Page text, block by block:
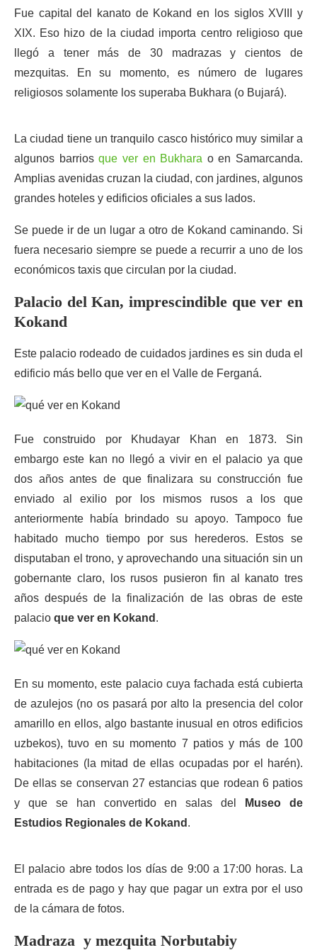
Fue capital del kanato de Kokand en los siglos XVIII y
XIX. Eso hizo de la ciudad importa centro religioso que
llegó a tener más de 30 madrazas y cientos de
mezquitas. En su momento, es número de lugares
religiosos solamente los superaba Bukhara (o Bujará).
La ciudad tiene un tranquilo casco histórico muy similar a
algunos barriosque ver en Bukhara o en Samarcanda.
Amplias avenidas cruzan la ciudad, con jardines, algunos
grandes hoteles y edificios oficiales a sus lados.
Se puede ir de un lugar a otro de Kokand caminando. Si
fuera necesario siempre se puede a recurrir a uno de los
económicos taxis que circulan por la ciudad.
Palacio del Kan, imprescindible que ver en
Kokand
Este palacio rodeado de cuidados jardines es sin duda el
edificio más bello que ver en el Valle de Ferganá.
Fue construido por Khudayar Khan en 1873. Sin
embargo este kan no llegó a vivir en el palacio ya que
dos años antes de que finalizara su construcción fue
enviado al exilio por los mismos rusos a los que
anteriormente había brindado su apoyo. Tampoco fue
habitado mucho tiempo por sus herederos. Estos se
disputaban el trono, y aprovechando una situación sin un
gobernante claro, los rusos pusieron fin al kanato tres
años después de la finalización de las obras de este
palacio que ver en Kokand .
En su momento, este palacio cuya fachada está cubierta
de azulejos (no os pasará por alto la presencia del color
amarillo en ellos, algo bastante inusual en otros edificios
uzbekos), tuvo en su momento 7 patios y más de 100
habitaciones (la mitad de ellas ocupadas por el harén).
De ellas se conservan 27 estancias que rodean 6 patios
y que se han convertido en salas del
Museo de
Estudios Regionales de Kokand .
El palacio abre todos los días de 9:00 a 17:00 horas. La
entrada es de pago y hay que pagar un extra por el uso
de la cámara de fotos.
Madraza y mezquita Norbutabiy